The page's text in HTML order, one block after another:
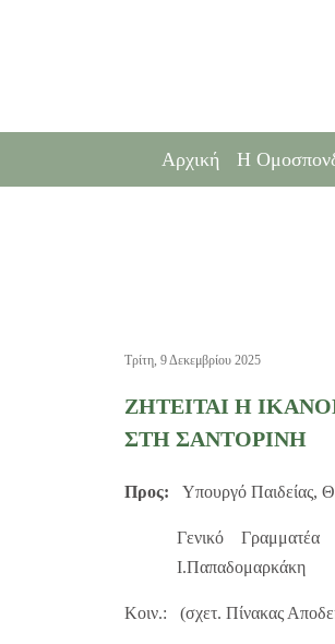
Αρχική Η
Τρίτη, 9 Δεκεμβρίου 2025
ΖΗΤΕΙΤΑΙ Η
ΣΤΗ ΣΑΝΤΟΡΙΝΗ
Προς: Υπουργό Παιδείας,
Γενικό
Ι.Παπαδομαρκάκη
Κοιν.: (σχετ. Πίνακας